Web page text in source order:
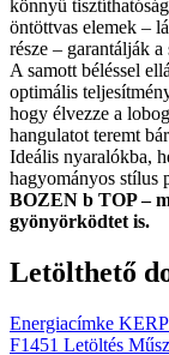
könnyű
öntöttvas elemek –
része – garantálják
A samott béléssel
optimális
hogy élvezze a
hangulatot teremt
Ideális nyaralókba,
hagyományos stílus
BOZEN b TOP –
gyönyörködtet is.
Letölthető
Energiacímke
F1451 Letöltés